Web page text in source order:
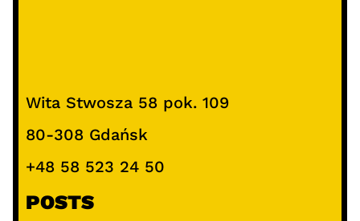
Wita Stwosza 58 pok. 109
80-308 Gdańsk
+48 58 523 24 50
POSTS